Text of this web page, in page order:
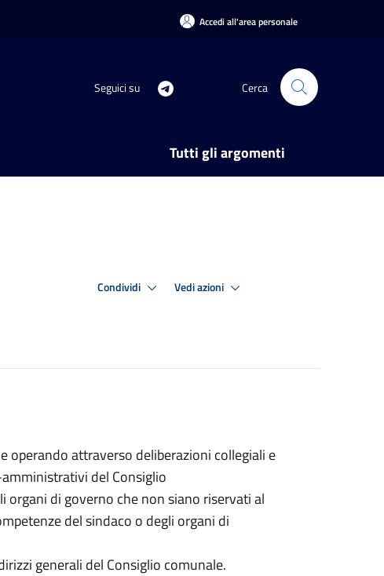
Accedi all'area personale
Seguici su Cerca
Tutti gli argomenti
Condividi Vedi azioni
operando attraverso deliberazioni collegiali e
del Consiglio
di governo che non siano riservati al
del sindaco o degli organi di
generali del Consiglio comunale.